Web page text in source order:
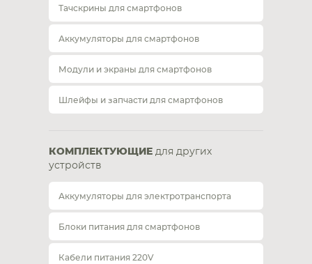
Тачскрины для смартфонов
Аккумуляторы для смартфонов
Модули и экраны для смартфонов
Шлейфы и запчасти для смартфонов
КОМПЛЕКТУЮЩИЕ для других
устройств
Аккумуляторы для электротранспорта
Блоки питания для смартфонов
Кабели питания 220V